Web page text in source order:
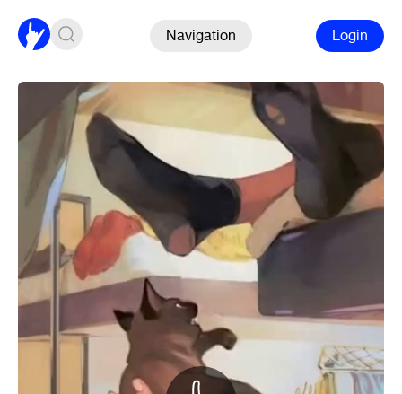
Navigation Login